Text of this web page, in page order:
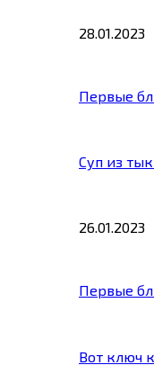
28.01.2023
Первые
Суп из
26.01.2023
Первые
Вот ключ